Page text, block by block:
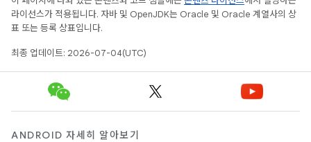
라이선스가 적용됩니다. 자바 및 OpenJDK는 Oracle 및 Oracle 계열사의 상
표 또는 등록 상표입니다.
최종 업데이트: 2026-07-04(UTC)
ANDROID 자세히 알아보기